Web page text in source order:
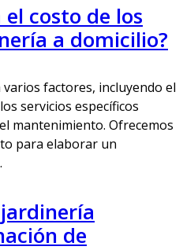
el costo de los
a domicilio?
varios factores, incluyendo el
servicios específicos
mantenimiento. Ofrecemos
para elaborar un
de